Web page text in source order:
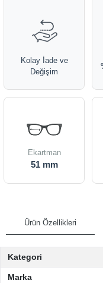
Kolay İade ve
Değişim
Ekartman
51 mm
Ürün Özellikleri
Kategori
Marka